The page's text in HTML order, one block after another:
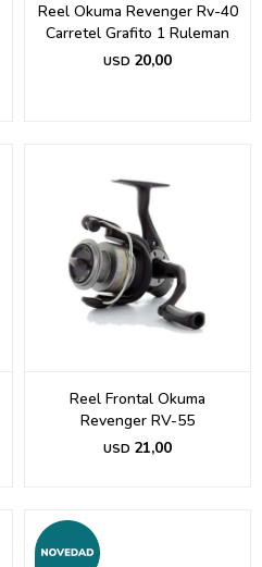
Reel Okuma Revenger Rv-40
Carretel Grafito 1 Ruleman
USD 20,00
Reel Frontal Okuma
Revenger RV-55
USD 21,00